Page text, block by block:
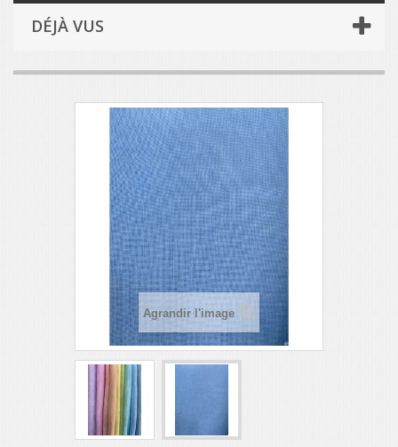
DÉJÀ VUS
Agrandir l'image